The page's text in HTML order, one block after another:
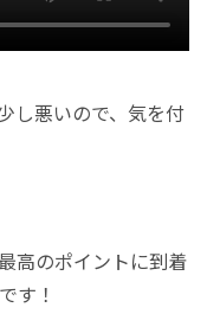
し悪いので、気を付
高のポイントに到着
す！